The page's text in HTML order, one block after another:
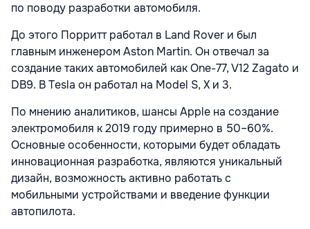
по поводу разработки автомобиля.
До этого Порритт работал в Land Rover и был
главным инженером Aston Martin. Он отвечал за
создание таких автомобилей как One-77, V12 Zagato и
DB9. В Tesla он работал на Model S, X и 3.
По мнению аналитиков, шансы Apple на создание
электромобиля к 2019 году примерно в 50–60%.
Основные особенности, которыми будет обладать
инновационная разработка, являются уникальный
дизайн, возможность активно работать с
мобильными устройствами и введение функции
автопилота.